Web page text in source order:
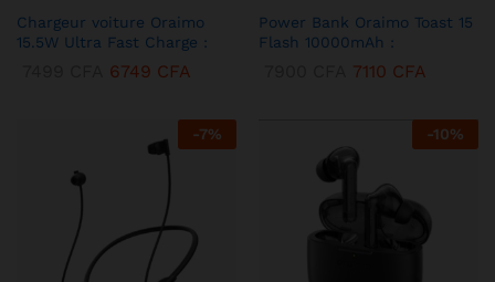
Chargeur voiture Oraimo
15.5W Ultra Fast Charge :
6749 CFA
Power Bank Oraimo Toast 15
Flash 10000mAh :
7110 CFA
-7% -10%